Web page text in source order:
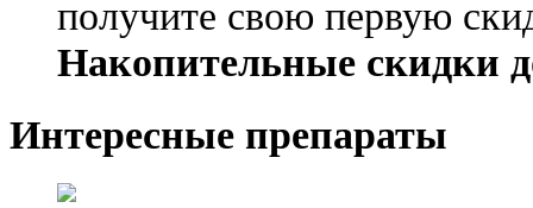
получите свою первую
Накопительные скидки
Интересные препараты